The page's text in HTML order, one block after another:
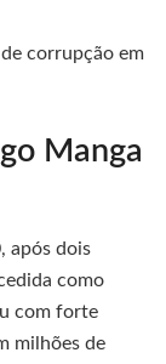
corrupção em
Manga
após dois
como
com forte
milhões de